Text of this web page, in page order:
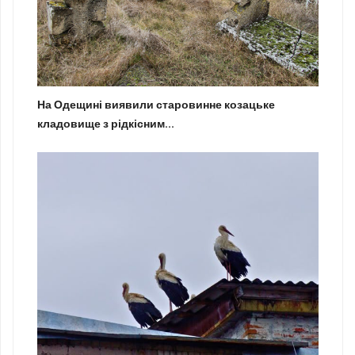
На Одещині виявили старовинне козацьке
кладовище з рідкісним...